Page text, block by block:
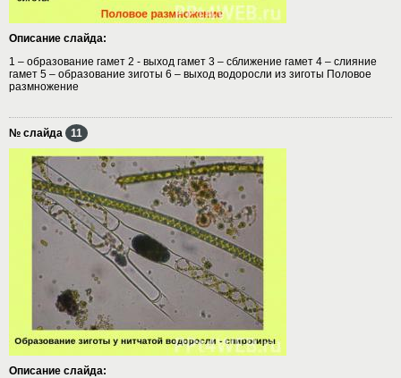
Описание слайда:
1 – образование гамет 2 - выход гамет 3 – сближение гамет 4 – слияние
гамет 5 – образование зиготы 6 – выход водоросли из зиготы Половое
размножение
№ слайда 11
Описание слайда: